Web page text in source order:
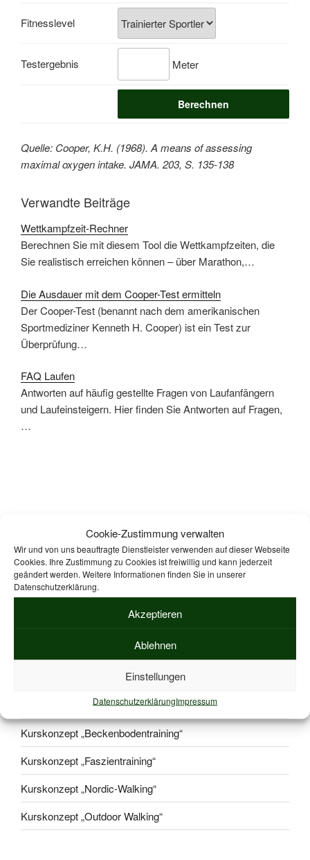
Cookie-Zustimmung verwalten
Wir und von uns beauftragte Dienstleister verwenden auf dieser Webseite
Cookies. Ihre Zustimmung zu Cookies ist freiwillig und kann jederzeit
geändert werden. Weitere Informationen finden Sie in unserer
Datenschutzerklärung.
Akzeptieren
Ablehnen
Einstellungen
DatenschutzerklärungImpressum
Fitnesslevel
Testergebnis Meter
Quelle: Cooper, K.H. (1968). A means of assessing
maximal oxygen intake. JAMA. 203, S. 135-138
Verwandte Beiträge
Wettkampfzeit-Rechner
Berechnen Sie mit diesem Tool die Wettkampfzeiten, die
Sie realistisch erreichen können – über Marathon,…
Die Ausdauer mit dem Cooper-Test ermitteln
Der Cooper-Test (benannt nach dem amerikanischen
Sportmediziner Kenneth H. Cooper) ist ein Test zur
Überprüfung…
FAQ Laufen
Antworten auf häufig gestellte Fragen von Laufanfängern
und Laufeinsteigern. Hier finden Sie Antworten auf Fragen,
…
Suche
nach:
ZPP geprüfte Kurskonzepte zur Durchführung von
ZPP KURSKONZEPTE
Kurskonzept „Beckenbodentraining“
Kurskonzept „Faszientraining“
Kurskonzept „Nordic-Walking“
Kurskonzept „Outdoor Walking“